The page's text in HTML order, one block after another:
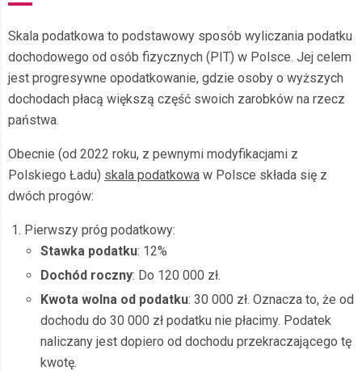
Skala podatkowa to podstawowy sposób wyliczania podatku
dochodowego od osób fizycznych (PIT) w Polsce. Jej celem
jest progresywne opodatkowanie, gdzie osoby o wyższych
dochodach płacą większą część swoich zarobków na rzecz
państwa.
Obecnie (od 2022 roku, z pewnymi modyfikacjami z
Polskiego Ładu) skala podatkowa w Polsce składa się z
dwóch progów:
Pierwszy próg podatkowy:
Stawka podatku: 12%
Dochód roczny: Do 120 000 zł.
Kwota wolna od podatku: 30 000 zł. Oznacza to, że od
dochodu do 30 000 zł podatku nie płacimy. Podatek
naliczany jest dopiero od dochodu przekraczającego tę
kwotę.